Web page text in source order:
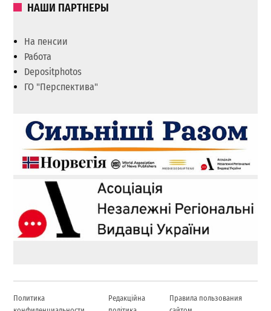
НАШИ ПАРТНЕРЫ
На пенсии
Работа
Depositphotos
ГО "Перспектива"
Политика
Редакційна
Правила пользования